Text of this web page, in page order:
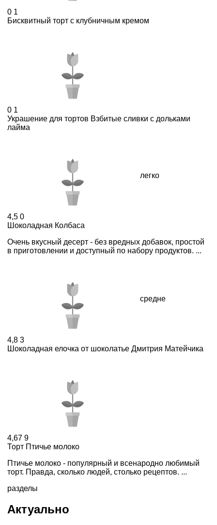
0 1
Бисквитный торт с клубничным кремом
0 1
Украшение для тортов Взбитые сливки с дольками
лайма
легко
4,5 0
Шоколадная Колбаса
Очень вкусный десерт - без вредных добавок, простой
в приготовлении и доступный по набору продуктов. ...
средне
4,8 3
Шоколадная елочка от шоколатье Дмитрия Матейчика
4,67 9
Торт Птичье молоко
Птичье молоко - популярный и всенародно любимый
торт. Правда, сколько людей, столько рецептов. ...
разделы
Актуально